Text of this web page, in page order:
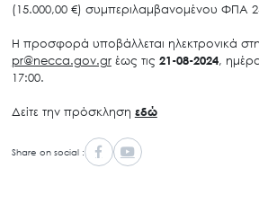
(15.000,00 €) συμπεριλαμβανομένου ΦΠΑ
Η προσφορά υποβάλλεται ηλεκτρονικά
pr@necca.gov.grέως τις 21-08-2024,
17:00.
Δείτε την πρόσκληση εδώ
Share on social :